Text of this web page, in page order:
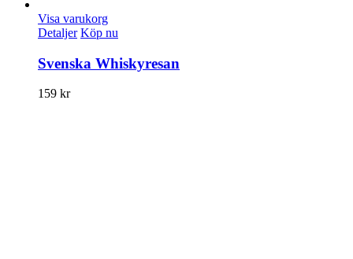
Visa varukorg
Detaljer Köp nu
Svenska Whiskyresan
159 kr